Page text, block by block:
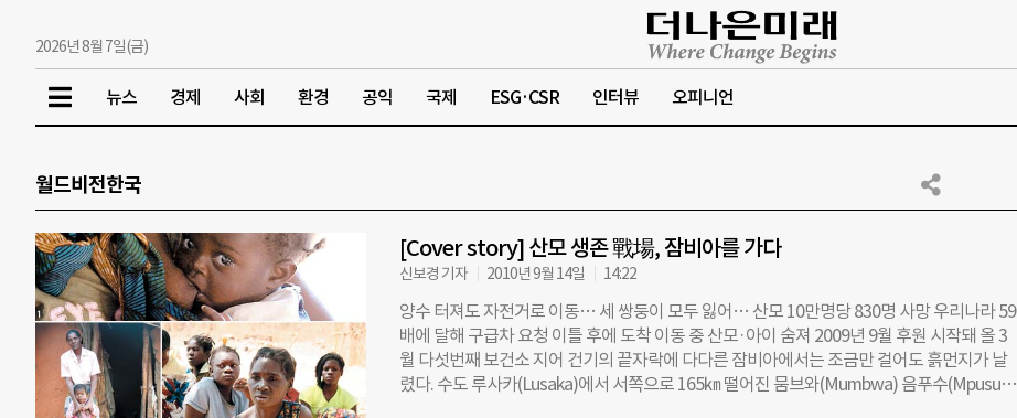
2026년 8월 7일(금)
뉴스 경제 사회 환경 공익 국제 ESG·CSR 인터뷰 오피니언
월드비전한국
[Cover story] 산모 생존 戰場, 잠비아를 가다
신보경 기자 2010년 9월 14일 14:22
양수 터져도 자전거로 이동… 세 쌍둥이 모두 잃어… 산모 10만명당 830명 사망 우리나라 59
배에 달해 구급차 요청 이틀 후에 도착 이동 중 산모·아이 숨져 2009년 9월 후원 시작돼 올 3
월 다섯번째 보건소 지어 건기의 끝자락에 다다른 잠비아에서는 조금만 걸어도 흙먼지가 날
렸다. 수도 루사카(Lusaka)에서 서쪽으로 165㎞ 떨어진 뭄브와(Mumbwa) 음푸수(Mpusu)